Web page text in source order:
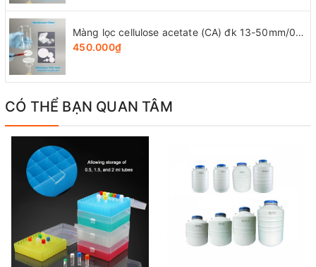
Màng lọc cellulose acetate (CA) đk 13-50mm/0.45µm, 4x25 chiếc/hộp, hãng Biosharp
450.000₫
CÓ THỂ BẠN QUAN TÂM